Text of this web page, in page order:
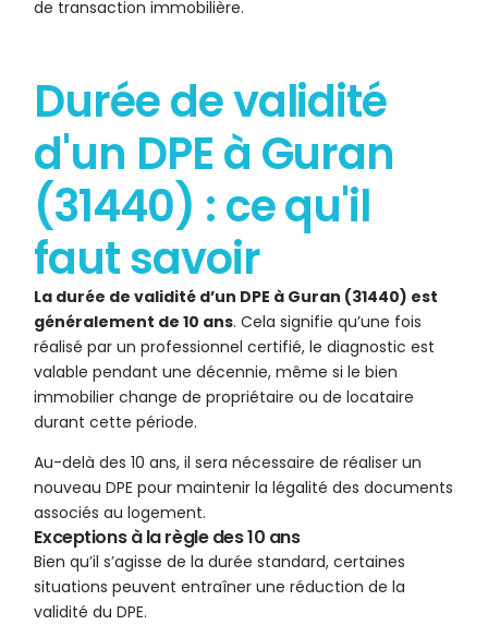
de transaction immobilière.
Durée de validité
d'un DPE à Guran
(31440) : ce qu'il
faut savoir
La durée de validité d’un DPE à Guran (31440) est
généralement de 10 ans. Cela signifie qu’une fois
réalisé par un professionnel certifié, le diagnostic est
valable pendant une décennie, même si le bien
immobilier change de propriétaire ou de locataire
durant cette période.
Au-delà des 10 ans, il sera nécessaire de réaliser un
nouveau DPE pour maintenir la légalité des documents
associés au logement.
Exceptions à la règle des 10 ans
Bien qu’il s’agisse de la durée standard, certaines
situations peuvent entraîner une réduction de la
validité du DPE.